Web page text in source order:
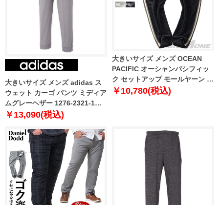
大きいサイズ メンズ adidas ス
ウェット カーゴ パンツ ミディア
ムグレーヘザー 1276-2321-1
3XO 4XO 5XO 6XO 7XO 8XO
￥13,090(税込)
大きいサイズ メンズ OCEAN
PACIFIC オーシャンパシフィッ
ク セットアップ モールヤーン パ
ンツ 532700-h
￥10,780(税込)